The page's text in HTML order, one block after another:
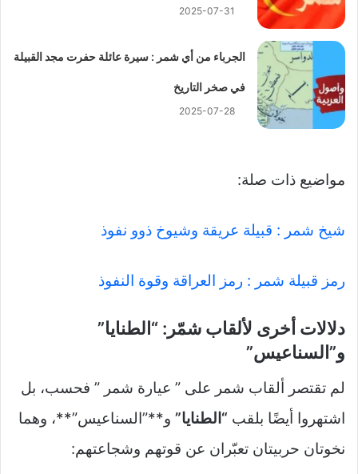
2025-07-31
الجرباء من أي شمر : سيرة عائلة حفرت مجد القبيلة
في صخر التاريخ
2025-07-28
مواضيع ذات صلة:
شيخ شمر : قبيلة عريقة وشيوخ ذوو نفوذ
رمز قبيلة شمر : رمز العراقة وقوة النفوذ
دلالات أخرى لألقاب شمّر: “الطنايا”
و”السناعيس”
لم تقتصر ألقاب شمر على ” عيارة شمر ” فحسب، بل
اشتهروا أيضًا بلقب “الطنايا” و**”السناعيس”**، وهما
نخوتان حربيتان تعبّران عن قوتهم وشجاعتهم: